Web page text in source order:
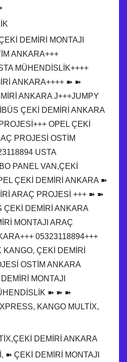
DEMİRİ MONTAJI
ANKARA+++
MÜHENDİSLİK++++
ANKARA++++ ➽ ➽
ANKARA J+++JUMPY
ÇEKİ DEMİRİ ANKARA
OPEL ÇEKİ
PROJESİ OSTİM
USTA
PANEL VAN,ÇEKİ
ÇEKİ DEMİRİ ANKARA ➽
ARAÇ PROJESİ +++ ➽ ➽
DEMİRİ ANKARA
MONTAJI ARAÇ
05323118894+++
ÇEKİ DEMİRİ
OSTİM ANKARA
MONTAJI
➽ ➽ ➽
KANGO MULTİX,
DEMİRİ ANKARA
➽ ÇEKİ DEMİRİ MONTAJI